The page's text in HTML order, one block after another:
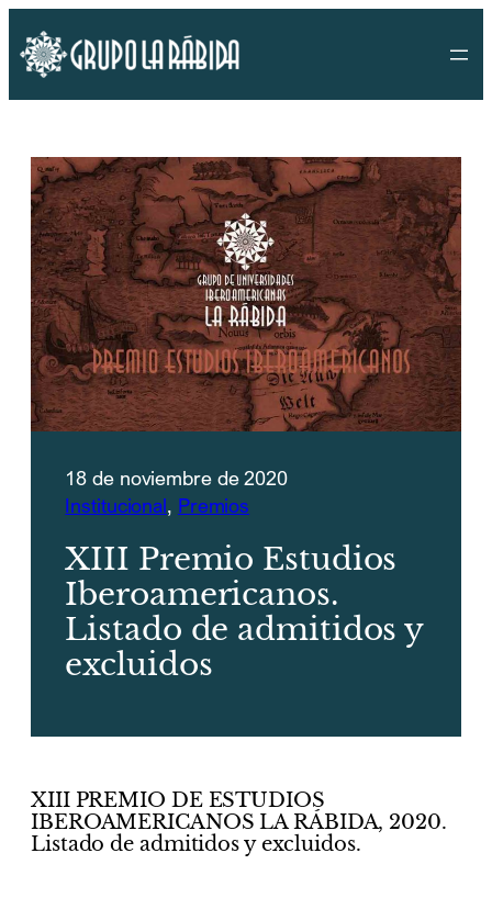
al
contenido
18 de noviembre de 2020
Institucional, Premios
XIII Premio Estudios
Iberoamericanos.
Listado de admitidos y
excluidos
XIII PREMIO DE ESTUDIOS
IBEROAMERICANOS LA RÁBIDA, 2020.
Listado de admitidos y excluidos.